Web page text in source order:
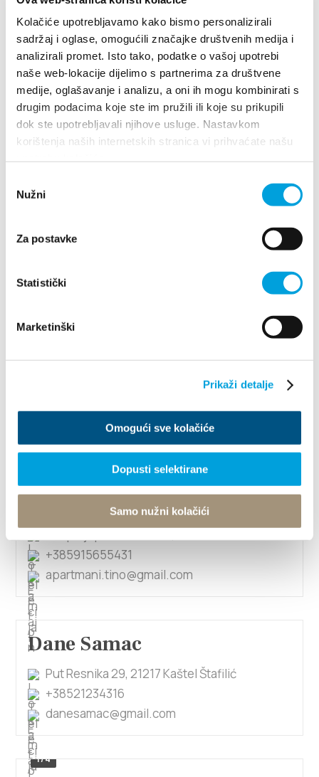
Kolačiće upotrebljavamo kako bismo personalizirali
sadržaj i oglase, omogućili značajke društvenih medija i
analizirali promet. Isto tako, podatke o vašoj upotrebi
naše web-lokacije dijelimo s partnerima za društvene
medije, oglašavanje i analizu, a oni ih mogu kombinirati s
drugim podacima koje ste im pružili ili koje su prikupili
dok ste upotrebljavali njihove usluge. Nastavkom
korištenja naših internetskih stranica vi prihvaćate našu
pristanka
Nužni
Za postavke
Statistički
Marketinški
Prikaži detalje
Omogući sve kolačiće
Dopusti selektirane
Samo nužni kolačići
Damir Ćuk
Put Štalija 24, 21217 Kaštel Stari
+385996565132
cuk.damir@gmail.com
1/4
+385(0)98 73 4400
martinmornar78@gmail.com
Damir Rašetina
+385915655431
apartmani.tino@gmail.com
Dane Samac
Put Resnika 29, 21217 Kaštel Štafilić
+38521234316
danesamac@gmail.com
1/4